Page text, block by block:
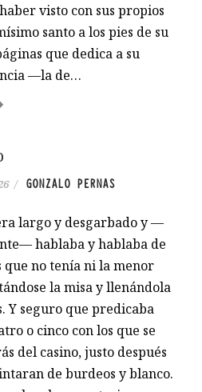
visto con sus propios
santo a los pies de su
que dedica a su
—la de…
/ GONZALO PERNAS
largo y desgarbado y —
hablaba y hablaba de
que no tenía ni la menor
la misa y llenándola
Y seguro que predicaba
o cinco con los que se
del casino, justo después
de burdeos y blanco.